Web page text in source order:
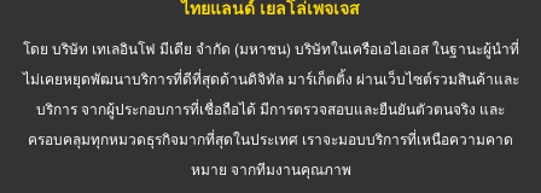
ไทยแลนด์ เยลโล่เพจเจส
โดย บริษัท เทเลอินโฟ มีเดีย จำกัด (มหาชน) บริษัทในเครือเอไอเอส ในฐานะผู้นำที่
ไม่เคยหยุดพัฒนาบริการที่ดีที่สุดด้านดิจิทัล มาร์เก็ตติ้ง ผ่านเว็บไซต์รวมสินค้าและ
บริการ จากผู้ประกอบการที่เชื่อถือได้ มีการตรวจสอบและยืนยันตัวตนจริง และ
ครอบคลุมทุกหมวดธุรกิจมากที่สุดในประเทศ เราจะมอบบริการที่เหนือความคาด
หมาย จากทีมงานคุณภาพ